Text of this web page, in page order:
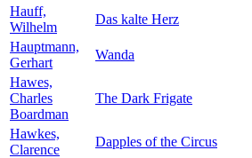
Hauff,
Wilhelm
Das kalte Herz
Hauptmann,
Gerhart
Wanda
Hawes,
Charles
Boardman
The Dark Frigate
Hawkes,
Clarence
Dapples of the Circus